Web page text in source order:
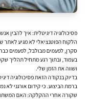
פסיכולוגיה דיגיטלית: איך להבין
הלקוח הפוטנציאלי לא מגיע
סקרן, לפעמים מבולבל, לפעמים
בעמוד, ובתוך רגע מתחיל תהליך
ושווה את הזמן שלי.
בדיוק בנקודה הזאת פסיכולוגיה
ברמת הביצוע. כי קידום אורגני לא
שקורה אחרי ההקלקה: האם